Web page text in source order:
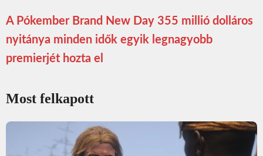
A Pókember Brand New Day 355 millió dolláros
nyitánya minden idők egyik legnagyobb
premierjét hozta el
Most felkapott